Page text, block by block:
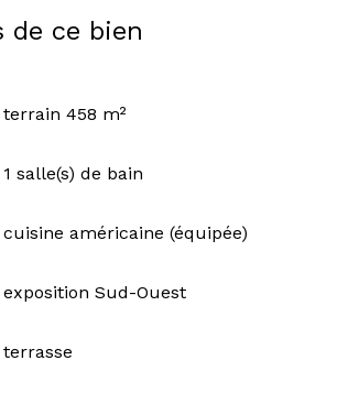
authentique avec une accessibilité
le numéro 942570649, agissant pour le
de ce bien
terrain 458 m²
1 salle(s) de bain
cuisine américaine (équipée)
exposition Sud-Ouest
terrasse